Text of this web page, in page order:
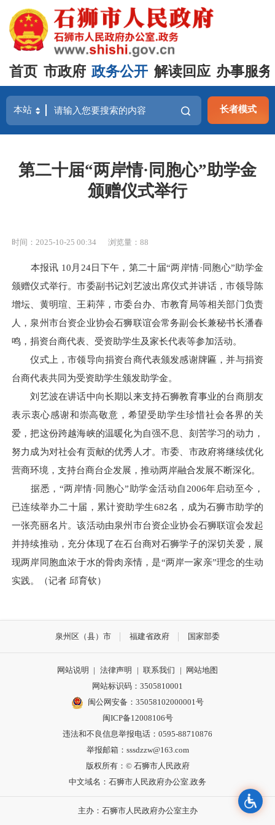
首页 市政府 政务公开 解读回应 办事服务
长者模式
第二十届“两岸情·同胞心”助学金
颁赠仪式举行
时间：2025-10-25 00:34 浏览量： 88
本报讯 10月24日下午，第二十届“两岸情·同胞心”助学金
颁赠仪式举行。市委副书记刘艺波出席仪式并讲话，市领导陈
增坛、黄明瑄、王莉萍，市委台办、市教育局等相关部门负责
人，泉州市台资企业协会石狮联谊会常务副会长兼秘书长潘春
鸣，捐资台商代表、受资助学生及家长代表等参加活动。
仪式上，市领导向捐资台商代表颁发感谢牌匾，并与捐资
台商代表共同为受资助学生颁发助学金。
刘艺波在讲话中向长期以来支持石狮教育事业的台商朋友
表示衷心感谢和崇高敬意，希望受助学生珍惜社会各界的关
爱，把这份跨越海峡的温暖化为自强不息、刻苦学习的动力，
努力成为对社会有贡献的优秀人才。市委、市政府将继续优化
营商环境，支持台商台企发展，推动两岸融合发展不断深化。
据悉，“两岸情·同胞心”助学金活动自2006年启动至今，
已连续举办二十届，累计资助学生682名，成为石狮市助学的
一张亮丽名片。该活动由泉州市台资企业协会石狮联谊会发起
并持续推动，充分体现了在石台商对石狮学子的深切关爱，展
现两岸同胞血浓于水的骨肉亲情，是“两岸一家亲”理念的生动
实践。（记者 邱育钦）
泉州区（县）市 福建省政府 国家部委
网站说明 | 法律声明 | 联系我们 |
网站地图
网站标识码：3505810001
闽公网安备：35058102000001号
闽ICP备12008106号
违法和不良信息举报电话：0595-88710876
举报邮箱：sssdzzw@163.com
版权所有：© 石狮市人民政府
中文域名：石狮市人民政府办公室.政务
主办：石狮市人民政府办公室主办